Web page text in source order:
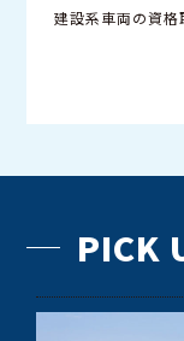
飛行機のタキシ
び
PICK